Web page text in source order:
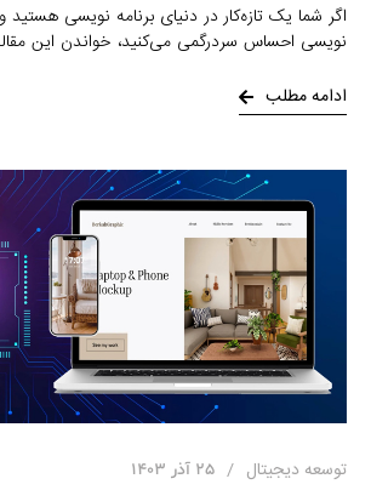
اگر شما یک تازه‌کار در دنیای برنامه نویسی هستید و
نویسی احساس سردرگمی می‌کنید، خواندن این
شغل فناوری مورد نظر خود پیدا کنید.
ادامه مطلب
توسعه دیجیتال 25 آذر 1403